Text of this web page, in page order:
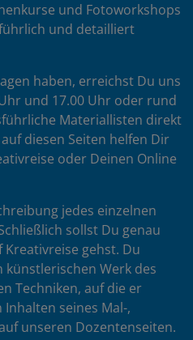
und Fotoworkshops
und detailliert
haben, erreichst Du uns
und 17.00 Uhr oder rund
Materiallisten direkt
diesen Seiten helfen Dir
oder Deinen Online
jedes einzelnen
sollst Du genau
gehst. Du
Werk des
Techniken, auf die er
seines Mal-,
unseren Dozentenseiten.